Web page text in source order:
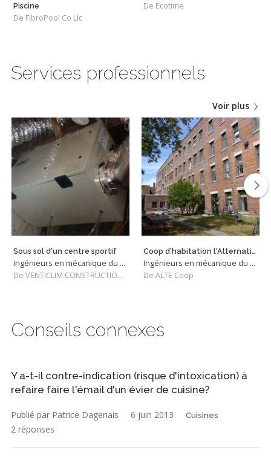
Piscine
De FibroPool Co Llc
De Ecotime
Services professionnels
Voir plus
Sous sol d'un centre sportif
Ingénieurs en mécanique du bâtiment
De VENTICLIM CONSTRUCTIONS INC
Coop d'habitation l'Alternative - simulation énergétique
Ingénieurs en mécanique du bâtiment
De ALTE Coop
Conseils connexes
Y a-t-il contre-indication (risque d'intoxication) à
refaire faire l'émail d'un évier de cuisine?
Publié par Patrice Dagenais 6 juin 2013 Cuisines
2 réponses